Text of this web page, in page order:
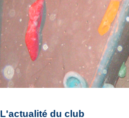
L'actualité du club